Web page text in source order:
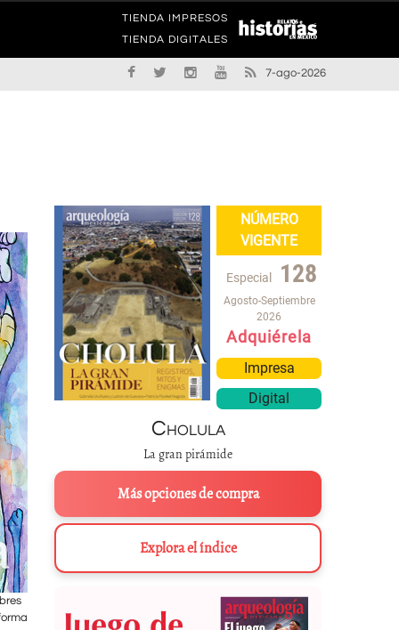
TIENDA IMPRESOS
TIENDA DIGITALES
7-ago-2026
Los mitos nos remiten a los procesos cósmicos de creación de los
Jaguar. Pintura sobre un vaso maya del
NÚMERO
VIGENTE
Especial 128
Agosto-Septiembre
2026
Adquiérela
Impresa
Digital
Cholula
La gran pirámide
Más opciones de compra
Explora el índice